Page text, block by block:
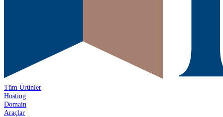
Tüm Ürünler
Hosting
Domain
Araçlar